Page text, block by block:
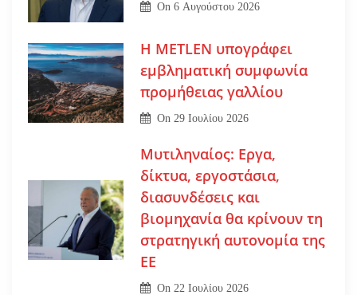
On6 Αυγούστου 2026
Η METLEN υπογράφει
εμβληματική συμφωνία
προμήθειας γαλλίου
On 29 Ιουλίου 2026
Μυτιληναίος: Εργα,
δίκτυα, εργοστάσια,
διασυνδέσεις και
βιομηχανία θα κρίνουν τη
στρατηγική αυτονομία της
ΕΕ
On 22 Ιουλίου 2026